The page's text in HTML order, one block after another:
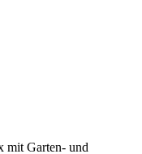
mit Garten- und